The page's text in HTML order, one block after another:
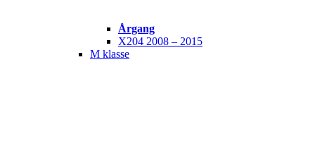
Årgang
X204 2008 – 2015
M klasse